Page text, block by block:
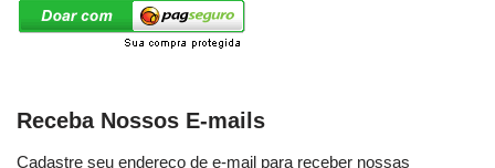
Receba Nossos E-mails
Cadastre seu endereço de e-mail para receber nossas